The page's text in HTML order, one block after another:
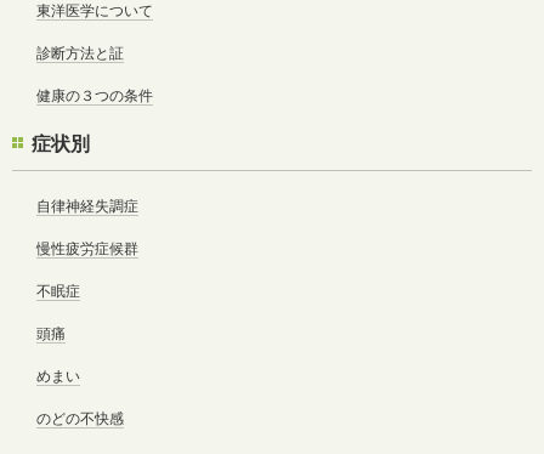
東洋医学について
診断方法と証
健康の３つの条件
症状別
自律神経失調症
慢性疲労症候群
不眠症
頭痛
めまい
のどの不快感